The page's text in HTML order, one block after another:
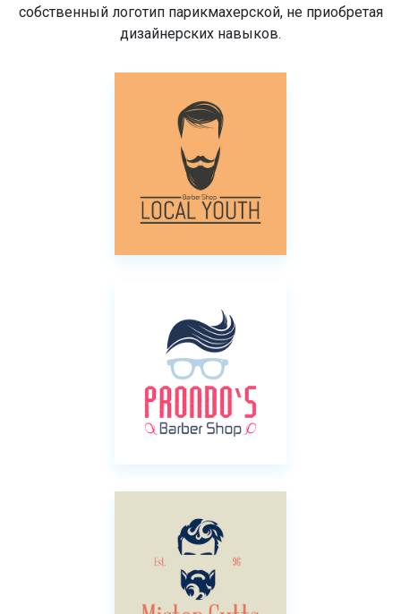
собственный логотип парикмахерской, не приобретая
дизайнерских навыков.